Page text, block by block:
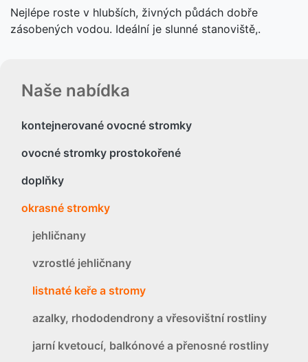
Naše nabídka
kontejnerované ovocné stromky
ovocné stromky prostokořené
doplňky
okrasné stromky
jehličnany
vzrostlé jehličnany
listnaté keře a stromy
azalky, rhododendrony a vřesovištní rostliny
jarní kvetoucí, balkónové a přenosné rostliny
Nejlépe roste v hlubších, živných půdách dobře
zásobených vodou. Ideální je slunné stanoviště,.